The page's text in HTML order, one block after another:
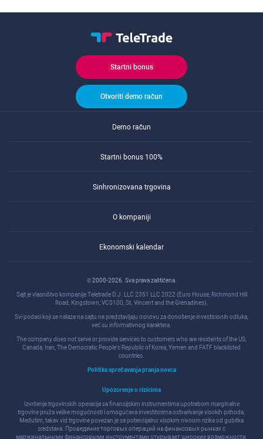
Startni bonus
Otvoriti demo račun
Demo račun
Startni bonus 100%
Sinhronizovana trgovina
O kompaniji
Ekonomski kalendar
© 2000-2026. Sva prava zaštićena.
Sajt je vlasništvo kompanije Teletrade D.J. LLC 2351 LLC 2022 (Euro House, Richmond Hill
Road, Kingstown, VC0100, St. Vincent and the Grenadines).
Svi podaci koji se nalaze na sajtu ne predstavljaju osnovu za donošenje investicionih odluka,
već su informativnog karaktera.
The company does not serve or provide services to customers who are residents of the US,
Canada, Iran, The Democratic People's Republic of Korea, Yemen and FATF blacklisted
countries.
Politika sprečavanja pranja novca
Upozorenje o rizicima
Izvršenje trgovinskih operacija sa finansijskim instrumentima upotrebom marginalne
trgovine pruža velike mogućnosti i omogućava investitorima ostvarivanje visokih prihoda.
Međutim, takav vid trgovine povezan je sa potencijalno visokim nivoom rizika od gubitka
sredstava. Проведение торговых операций на финанcовых рынках c
маржинальными финанcовыми инcтрументами открывает широкие возможноcти,